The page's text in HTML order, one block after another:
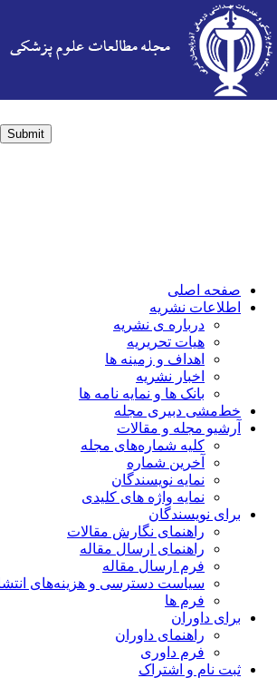
Submit
صفحه اصلی
اطلاعات نشریه
درباره ی نشریه
هیات تحریریه
اهداف و زمینه ها
اخبار نشریه
بانک ها و نمایه نامه ها
خط‌مشی دبیری مجله
آرشیو مجله و مقالات
کلیه شماره‌های مجله
آخرین شماره
نمایه نویسندگان
نمایه واژه های کلیدی
برای نویسندگان
راهنمای نگارش مقالات
راهنمای ارسال مقاله
فرم ارسال مقاله
سیاست دسترسی و هزینه‌های انتشار
فرم ها
برای داوران
راهنمای داوران
فرم داوری
ثبت نام و اشتراک